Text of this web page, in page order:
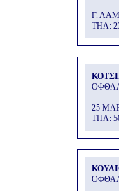
Γ.
THΛ:
25
THΛ: